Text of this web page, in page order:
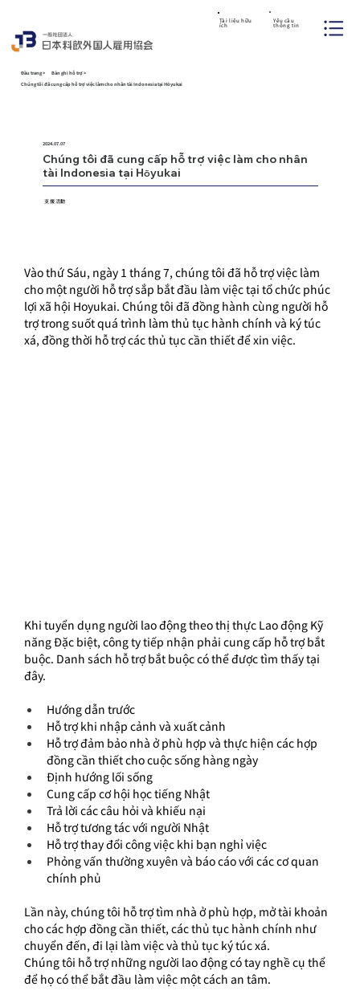
Tài liệu hữu
ích
Yêu cầu
thông tin
支援活動
Đầu trang> Bản ghi hỗ trợ>
Chúng tôi đã cung cấp hỗ trợ việc làm cho nhân tài Indonesia tại Hōyukai
2024.07.07
Chúng tôi đã cung cấp hỗ trợ việc làm cho nhân
tài Indonesia tại Hōyukai
支援活動
Vào thứ Sáu, ngày 1 tháng 7, chúng tôi đã hỗ trợ việc làm
cho một người hỗ trợ sắp bắt đầu làm việc tại tổ chức phúc
lợi xã hội Hoyukai. Chúng tôi đã đồng hành cùng người hỗ
trợ trong suốt quá trình làm thủ tục hành chính và ký túc
xá, đồng thời hỗ trợ các thủ tục cần thiết để xin việc.
Khi tuyển dụng người lao động theo thị thực Lao động Kỹ
năng Đặc biệt, công ty tiếp nhận phải cung cấp hỗ trợ bắt
buộc. Danh sách hỗ trợ bắt buộc có thể được tìm thấy tại
đây.
Hướng dẫn trước
Hỗ trợ khi nhập cảnh và xuất cảnh
Hỗ trợ đảm bảo nhà ở phù hợp và thực hiện các hợp
đồng cần thiết cho cuộc sống hàng ngày
Định hướng lối sống
Cung cấp cơ hội học tiếng Nhật
Trả lời các câu hỏi và khiếu nại
Hỗ trợ tương tác với người Nhật
Hỗ trợ thay đổi công việc khi bạn nghỉ việc
Phỏng vấn thường xuyên và báo cáo với các cơ quan
chính phủ
Lần này, chúng tôi hỗ trợ tìm nhà ở phù hợp, mở tài khoản
cho các hợp đồng cần thiết, các thủ tục hành chính như
chuyển đến, đi lại làm việc và thủ tục ký túc xá.
Chúng tôi hỗ trợ những người lao động có tay nghề cụ thể
để họ có thể bắt đầu làm việc một cách an tâm.